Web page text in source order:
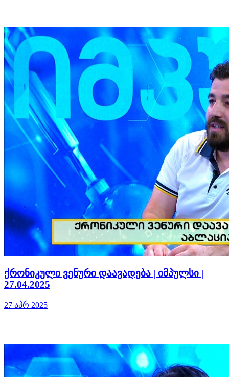
ქრონიკული ვენური დაავადება | იმპულსი |
27.04.2025
27 აპრ 2025